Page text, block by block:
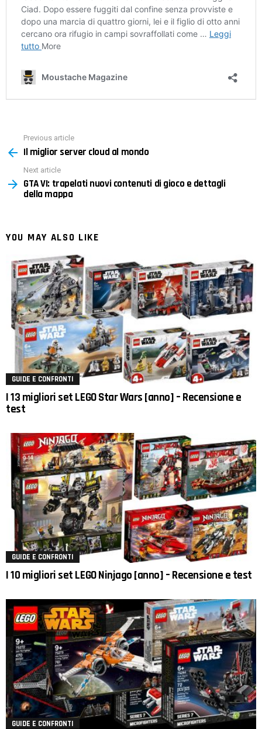
more
Previous article
Il miglior server cloud al mondo
Next article
GTA VI: trapelati nuovi contenuti di gioco e dettagli
della mappa
YOU MAY ALSO LIKE
GUIDE E CONFRONTI
I 13 migliori set LEGO Star Wars [anno] – Recensione e
test
GUIDE E CONFRONTI
I 10 migliori set LEGO Ninjago [anno] – Recensione e test
GUIDE E CONFRONTI